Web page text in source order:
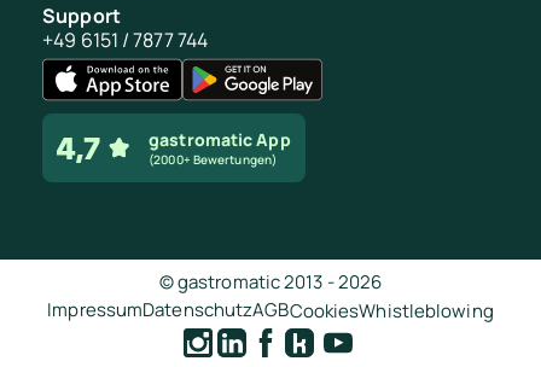
Support
+49 6151 / 7877 744
gastromatic App
(2000+ Bewertungen)
© gastromatic 2013 -2026
ImpressumDatenschutzAGBCookiesWhistleblowing